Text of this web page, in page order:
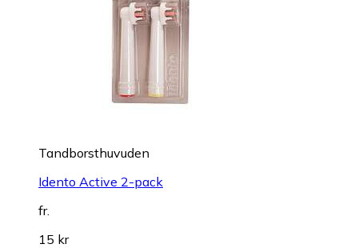
Tandborsthuvuden
Idento Active 2-pack
fr.
15 kr